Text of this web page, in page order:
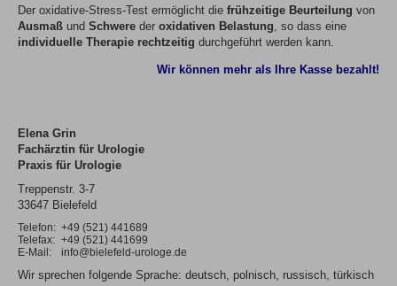
Der oxidative-Stress-Test ermöglicht die frühzeitige Beurteilung von
Ausmaß und Schwere der oxidativen Belastung, so dass eine
individuelle Therapie rechtzeitig durchgeführt werden kann.
Wir können mehr als Ihre Kasse bezahlt!
Elena Grin
Fachärztin für Urologie
Praxis für Urologie
Treppenstr. 3-7
33647 Bielefeld
Telefon: +49 (521) 441689
Telefax: +49 (521) 441699
E-Mail:
info@bielefeld-urologe.de
Wir sprechen folgende Sprache: deutsch, polnisch, russisch, türkisch